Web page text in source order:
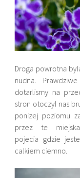
Droga powrotna
nudna.
dotarlismy na
stron otoczyl nas
ponizej poziomu
przez te
pojecia gdzie
calkiem ciemno.